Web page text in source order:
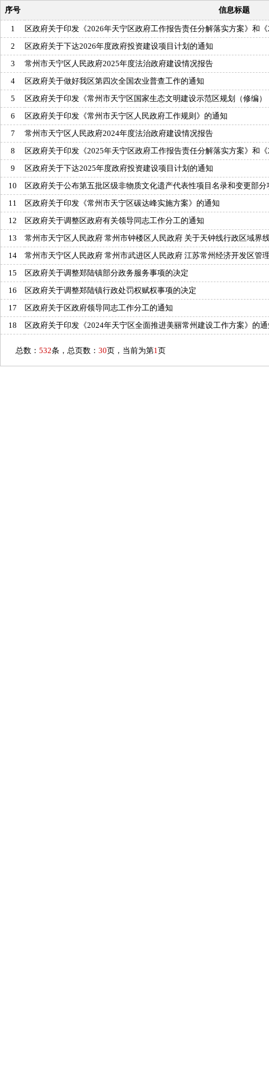
序号 信息标题
1
区政府关于印发《2026年天宁区政府工作报告责任分解落实方案》和
2
区政府关于下达2026年度政府投资建设项目计划的通知
3
常州市天宁区人民政府2025年度法治政府建设情况报告
4
区政府关于做好我区第四次全国农业普查工作的通知
5
区政府关于印发《常州市天宁区国家生态文明建设示范区规划（修编）
6
区政府关于印发《常州市天宁区人民政府工作规则》的通知
7
常州市天宁区人民政府2024年度法治政府建设情况报告
8
区政府关于印发《2025年天宁区政府工作报告责任分解落实方案》和
9
区政府关于下达2025年度政府投资建设项目计划的通知
10
区政府关于公布第五批区级非物质文化遗产代表性项目名录和变更部分
11
区政府关于印发《常州市天宁区碳达峰实施方案》的通知
12
区政府关于调整区政府有关领导同志工作分工的通知
13
常州市天宁区人民政府 常州市钟楼区人民政府 关于天钟线行政区域界
14
常州市天宁区人民政府 常州市武进区人民政府 江苏常州经济开发区管
15
区政府关于调整郑陆镇部分政务服务事项的决定
16
区政府关于调整郑陆镇行政处罚权赋权事项的决定
17
区政府关于区政府领导同志工作分工的通知
18
区政府关于印发《2024年天宁区全面推进美丽常州建设工作方案》的
总数： 532条，总页数： 30页，当前为第1页